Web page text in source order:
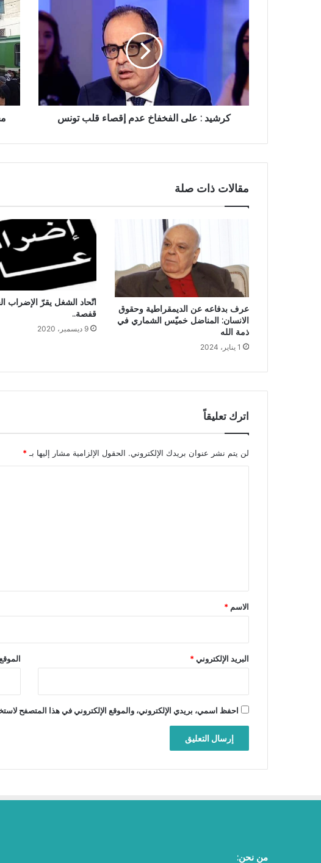
كرشيد : على الفخفاخ عدم إقصاء قلب تونس
مقالات ذات صلة
عرف بدفاعه عن الديمقراطية وحقوق
الانسان: المناضل خميّس الشماري في
ذمة الله
1 يناير، 2024
اتّحاد الشغل يقرّ الإضراب
قفصة..
9 ديسمبر، 2020
اترك تعليقاً
لن يتم نشر عنوان بريدك الإلكتروني. الحقول الإلزامية مشار إليها بـ *
*
الاسم *
البريد الإلكتروني*
احفظ اسمي، بريدي الإلكتروني، والموقع الإلكتروني في هذا المتصفح
من نحن: